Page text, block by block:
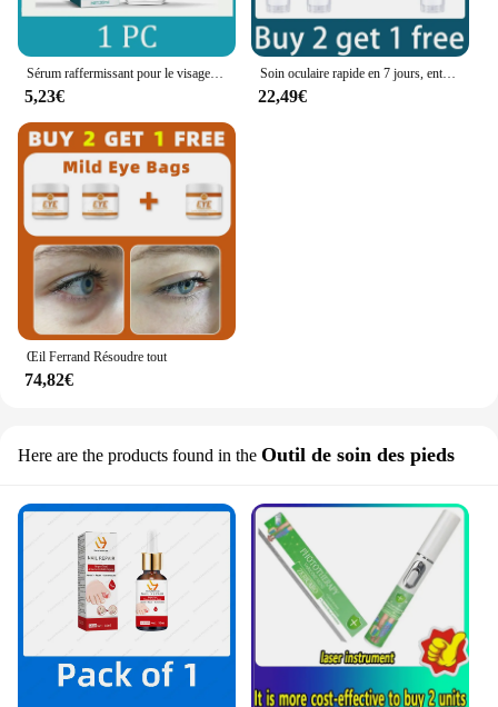
5,23€
Soin oculaire rapide en 7 jours, entretien, protection de la santé, nutrition, résolution rapide de problèmes
22,49€
Œil Ferrand Résoudre tout
74,82€
Here are the products found in the Outil de soin des pieds